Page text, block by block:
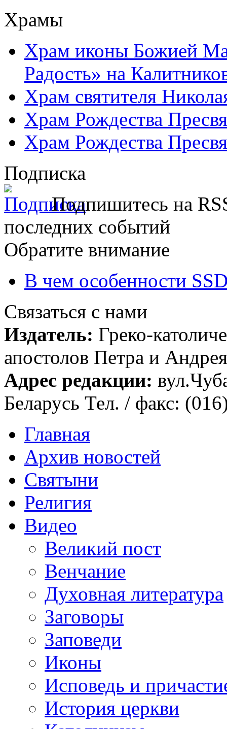
Храмы
Храм иконы Божией
Радость» на
Храм святителя
Храм Рождества
Храм Рождества
Подписка
Подпишитесь на
последних событий
Обратите внимание
В чем особенности
Связаться с нами
Издатель: Греко-
апостолов Петра и
Адрес редакции:
Беларусь Тел. / факс:
Главная
Архив новостей
Святыни
Религия
Видео
Великий пост
Венчание
Духовная литература
Заговоры
Заповеди
Иконы
Исповедь и
История церкви